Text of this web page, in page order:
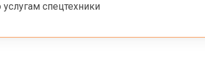
спецтехники